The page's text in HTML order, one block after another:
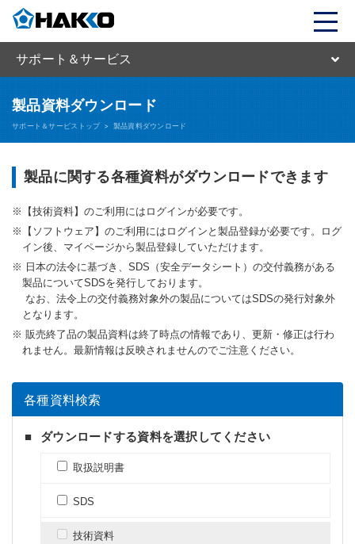
サポート＆サービス
製品資料ダウンロード
サポート＆サービストップ > 製品資料ダウンロード
製品に関する各種資料がダウンロードできます
【技術資料】のご利用にはログインが必要です。
【ソフトウェア】のご利用にはログインと製品登録が必要です。ログ
イン後、マイページから製品登録していただけます。
日本の法令に基づき、SDS（安全データシート）の交付義務がある
製品についてSDSを発行しております。
なお、法令上の交付義務対象外の製品についてはSDSの発行対象外
となります。
販売終了品の製品資料は終了時点の情報であり、更新・修正は行わ
れません。最新情報は反映されませんのでご注意ください。
各種資料検索
ダウンロードする資料を選択してください
取扱説明書
SDS
技術資料